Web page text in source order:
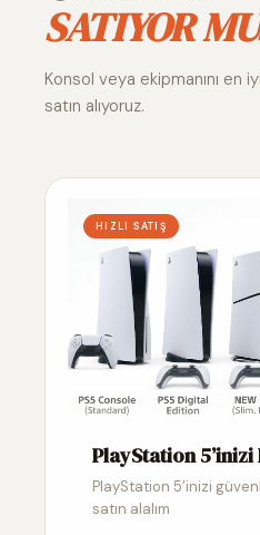
SATIYOR
Konsol veya ekipmanını en
satın alıyoruz.
HIZLI SATIŞ
PlayStation 5’inizi
PlayStation 5’inizi
satın alalım